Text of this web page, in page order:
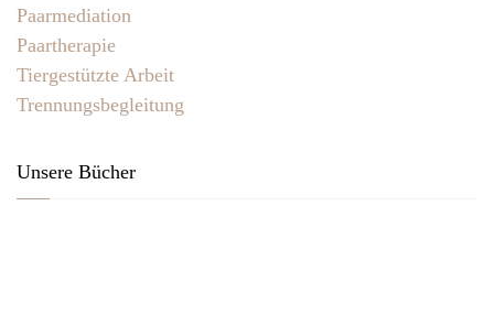
Paarmediation
Paartherapie
Tiergestützte Arbeit
Trennungsbegleitung
Unsere Bücher